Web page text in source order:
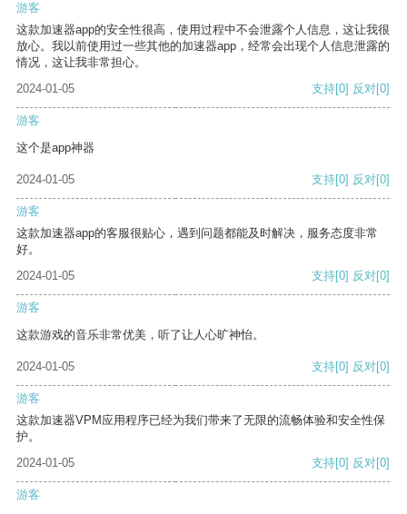
游客
这款加速器app的安全性很高，使用过程中不会泄露个人信息，这让我很
放心。我以前使用过一些其他的加速器app，经常会出现个人信息泄露的
情况，这让我非常担心。
2024-01-05
支持[0] 反对[0]
游客
这个是app神器
2024-01-05 支持[0] 反对[0]
游客
这款加速器app的客服很贴心，遇到问题都能及时解决，服务态度非常
好。
2024-01-05
支持[0] 反对[0]
游客
这款游戏的音乐非常优美，听了让人心旷神怡。
2024-01-05 支持[0] 反对[0]
游客
这款加速器VPM应用程序已经为我们带来了无限的流畅体验和安全性保
护。
2024-01-05
支持[0] 反对[0]
游客